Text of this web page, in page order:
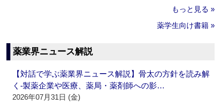
もっと見る »
薬学生向け書籍 »
薬業界ニュース解説
【対話で学ぶ薬業界ニュース解説】骨太の方針を読み解
く‐製薬企業や医療、薬局・薬剤師への影…
2026年07月31日 (金)